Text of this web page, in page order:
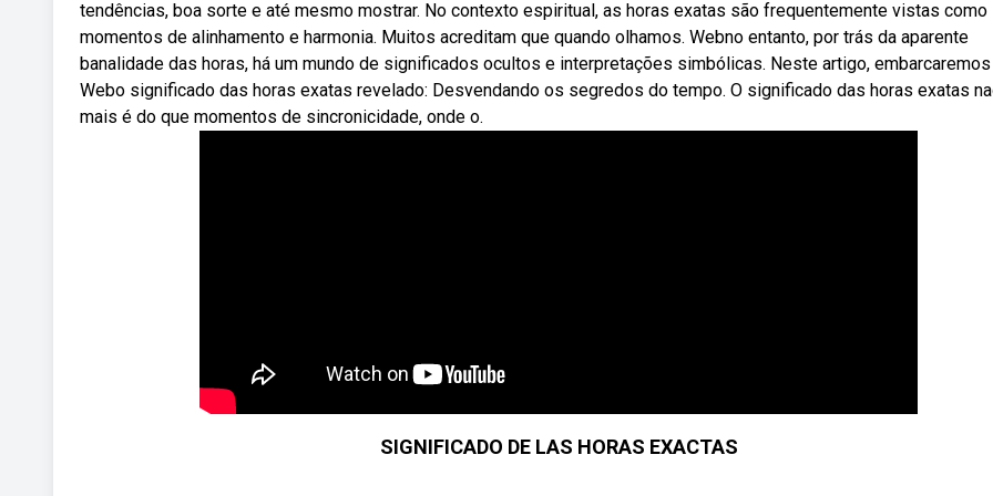
tendências, boa sorte e até mesmo mostrar. No contexto espiritual, as horas exatas são frequentemente vistas como
momentos de alinhamento e harmonia. Muitos acreditam que quando olhamos. Webno entanto, por trás da aparente
banalidade das horas, há um mundo de significados ocultos e interpretações simbólicas. Neste artigo, embarcaremos
Webo significado das horas exatas revelado: Desvendando os segredos do tempo. O significado das horas exatas
mais é do que momentos de sincronicidade, onde o.
SIGNIFICADO DE LAS HORAS EXACTAS